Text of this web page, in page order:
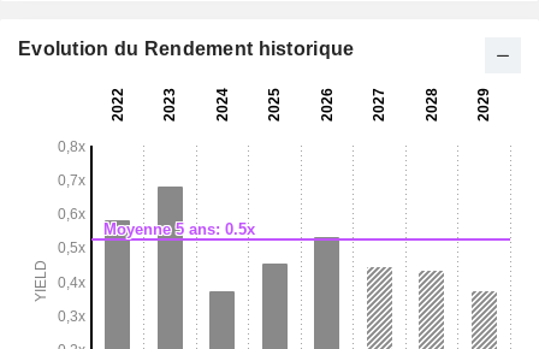
Evolution du Rendement historique